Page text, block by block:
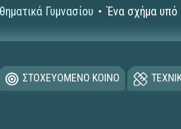
Γυμνασίου Ένα σχήμα υπό
ΣΤΟΧΕΥΟΜΕΝΟ ΚΟΙΝΟ